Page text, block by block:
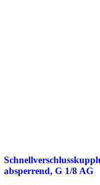
absperrend, G 1/8 AG